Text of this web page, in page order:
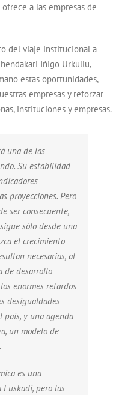
a las empresas de
del viaje institucional a
Iñigo Urkullu,
estas oportunidades,
empresas y reforzar
instituciones y empresas.
una de las
Su estabilidad
proyecciones. Pero
ser consecuente,
sólo desde una
el crecimiento
necesarias, al
de desarrollo
enormes retardos
desigualdades
y una agenda
un modelo de
es una
pero las